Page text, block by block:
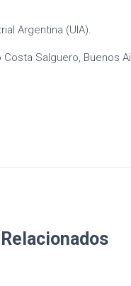
Argentina (UIA).
Costa Salguero, Buenos